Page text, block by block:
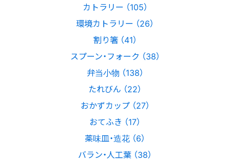
カトラリー （105）
環境カトラリー （26）
割り箸 （41）
スプーン・フォーク （38）
弁当小物 （138）
たれびん （22）
おかずカップ （27）
おてふき （17）
薬味皿・造花 （6）
バラン・人工葉 （38）